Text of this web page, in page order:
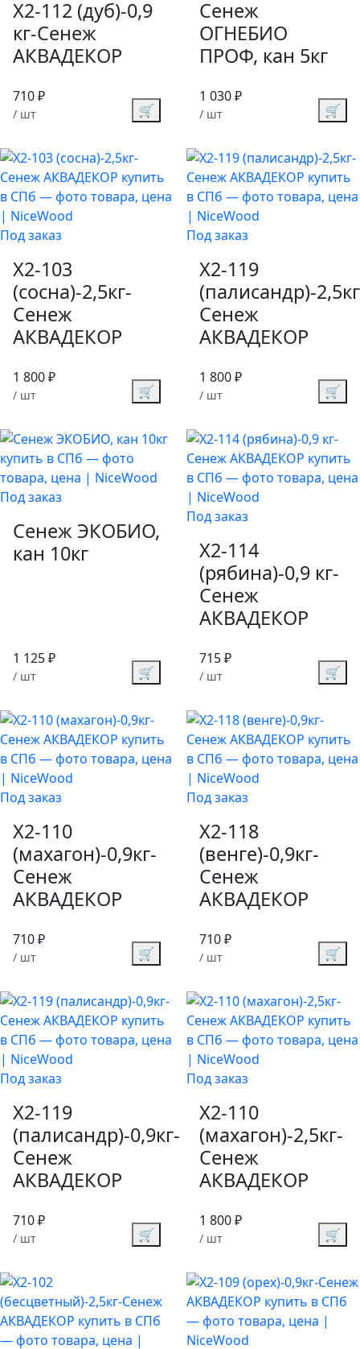
X2-112 (дуб)-0,9
кг-Сенеж
АКВАДЕКОР
710 ₽
/ шт 🛒
Сенеж
ОГНЕБИО
ПРОФ, кан 5кг
1 030 ₽
/ шт 🛒
Под заказ
X2-103
(сосна)-2,5кг-
Сенеж
АКВАДЕКОР
1 800 ₽
/ шт 🛒
Под заказ
X2-119
(палисандр)-
Сенеж
АКВАДЕКОР
1 800 ₽
/ шт 🛒
Под заказ
Сенеж ЭКОБИО,
кан 10кг
1 125 ₽
/ шт 🛒
Под заказ
X2-114
(рябина)-0,9 кг-
Сенеж
АКВАДЕКОР
715 ₽
/ шт 🛒
Под заказ
X2-110
(махагон)-0,9кг-
Сенеж
АКВАДЕКОР
710 ₽
/ шт 🛒
Под заказ
X2-118
(венге)-0,9кг-
Сенеж
АКВАДЕКОР
710 ₽
/ шт 🛒
Под заказ
X2-119
(палисандр)-0,9кг-
Сенеж
АКВАДЕКОР
710 ₽
/ шт 🛒
Под заказ
X2-110
(махагон)-2,5кг-
Сенеж
АКВАДЕКОР
1 800 ₽
/ шт 🛒